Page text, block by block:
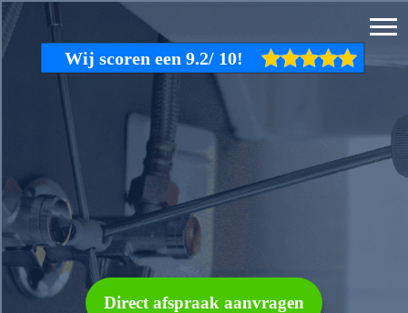
Direct afspraak aanvragen